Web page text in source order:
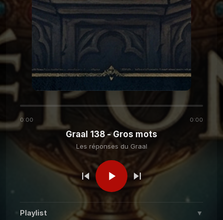
Les réponses du
Graal
Graal 149 - Intelligence
Artificielle
Les réponses du
Graal
Les réponses du
Graal
Graal 141 - L'île Saint-
Les réponses du
Graal 140 - Place de la
Laiterie
Les réponses du
Graal
Graal 139 - Ma mère préfère
0:00 0:00
Graal 138 - Gros mots
Les réponses du Graal
Playlist ▼